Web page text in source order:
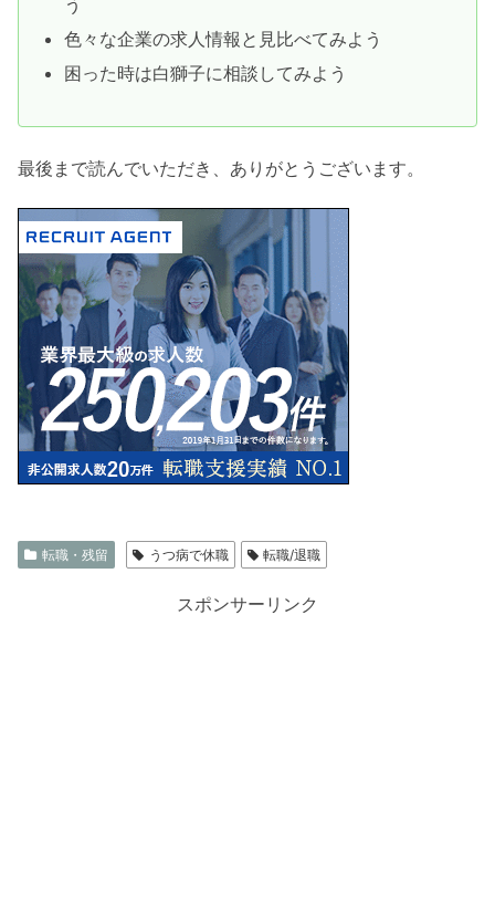
色々な企業の求人情報と見比べてみよう
困った時は白獅子に相談してみよう
最後まで読んでいただき、ありがとうございます。
転職・残留 うつ病で休職 転職/退職
スポンサーリンク